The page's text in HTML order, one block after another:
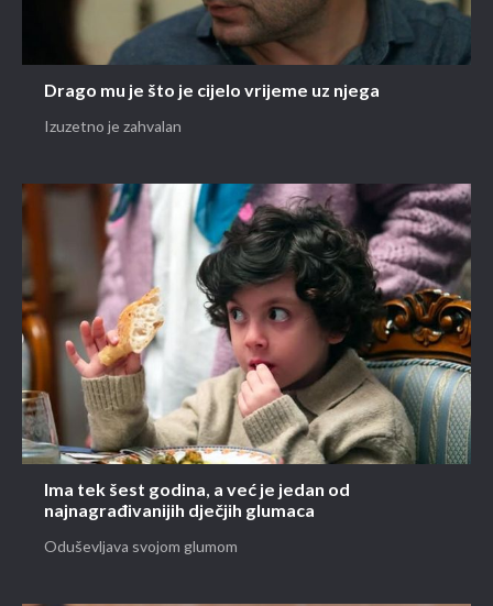
Drago mu je što je cijelo vrijeme uz njega
Izuzetno je zahvalan
Ima tek šest godina, a već je jedan od
najnagrađivanijih dječjih glumaca
Oduševljava svojom glumom